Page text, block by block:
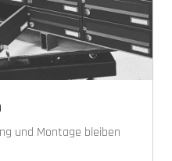
und Montage bleiben